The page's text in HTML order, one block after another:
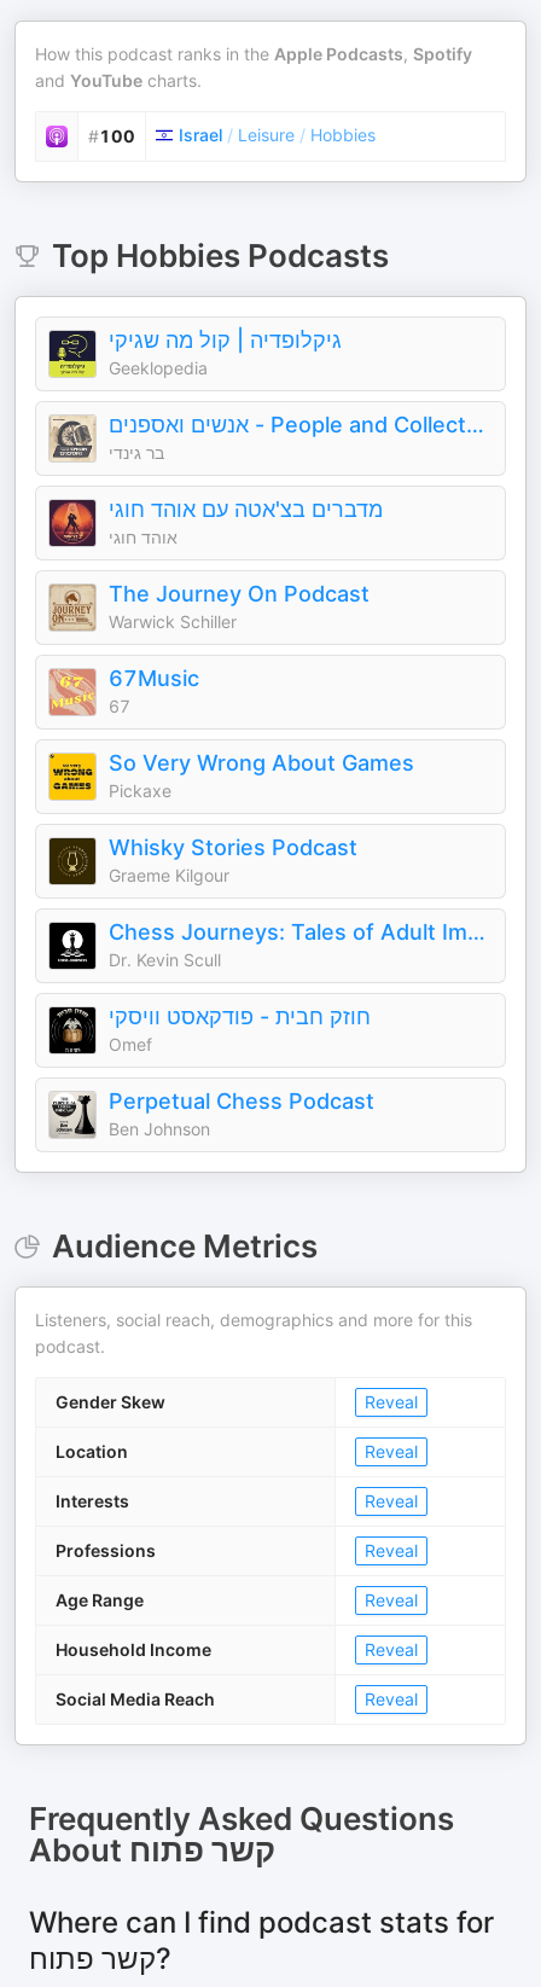
How this podcast ranks in the Apple Podcasts, Spotify
and YouTube charts.
#100 Israel / Leisure / Hobbies
Top HobbiesPodcasts
גיקלופדיה | קול מה שגיקי
Geeklopedia
אנשים ואספנים - People and Collectors
בר גינדי
מדברים בצ'אטה עם אוהד חוגי
אוהד חוגי
The Journey On Podcast
Warwick Schiller
67Music
67
So Very Wrong About Games
Pickaxe
Whisky Stories Podcast
Graeme Kilgour
Chess Journeys: Tales of Adult Improvement
Dr. Kevin Scull
חוזק חבית - פודקאסט וויסקי
Omef
Perpetual Chess Podcast
Ben Johnson
Audience Metrics
Listeners, social reach, demographics and more for this
podcast.
Gender Skew Reveal
Location Reveal
Interests Reveal
Professions Reveal
Age Range Reveal
Household Income Reveal
Social Media Reach Reveal
Frequently Asked Questions
About קשר פתוח
Where can I find podcast stats for
קשר פתוח?